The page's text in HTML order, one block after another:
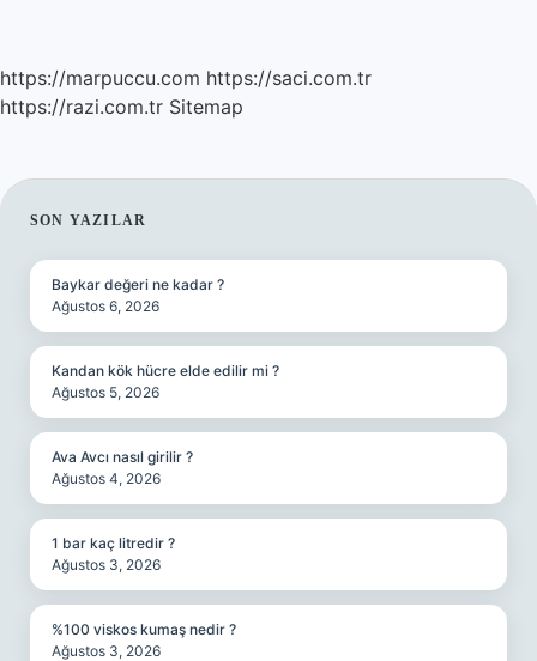
https://marpuccu.com https://saci.com.tr
https://razi.com.tr Sitemap
SIDEBAR
SON YAZILAR
Baykar değeri ne kadar ?
Ağustos 6, 2026
Kandan kök hücre elde edilir mi ?
Ağustos 5, 2026
Ava Avcı nasıl girilir ?
Ağustos 4, 2026
1 bar kaç litredir ?
Ağustos 3, 2026
%100 viskos kumaş nedir ?
Ağustos 3, 2026